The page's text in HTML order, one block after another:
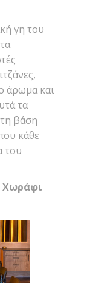
γη του
άρωμα και
τα
βάση
κάθε
του
Χωράφι